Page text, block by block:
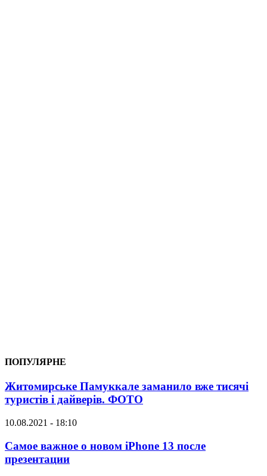
ПОПУЛЯРНЕ
Житомирське Памуккале заманило вже тисячі
туристів і дайверів. ФОТО
10.08.2021 - 18:10
Самое важное о новом iPhone 13 после
презентации